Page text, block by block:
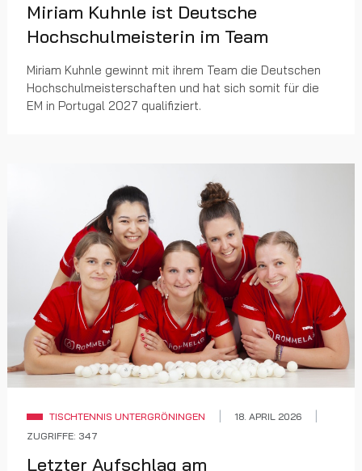
Miriam Kuhnle ist Deutsche
Hochschulmeisterin im Team
Miriam Kuhnle gewinnt mit ihrem Team die Deutschen
Hochschulmeisterschaften und hat sich somit für die
EM in Portugal 2027 qualifiziert.
TISCHTENNIS UNTERGRÖNINGEN
18. APRIL 2026
ZUGRIFFE: 347
Letzter Aufschlag am